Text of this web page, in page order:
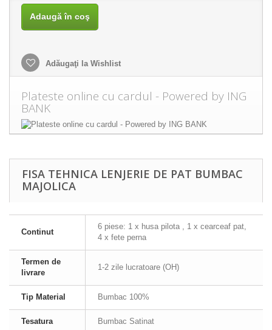
Adaugă în coş
Adăugaţi la Wishlist
Plateste online cu cardul - Powered by ING
BANK
FISA TEHNICA LENJERIE DE PAT BUMBAC
MAJOLICA
Continut
6 piese: 1 x husa pilota , 1 x cearceaf pat,
4 x fete perna
Termen de
livrare
1-2 zile lucratoare (OH)
Tip Material Bumbac 100%
Tesatura Bumbac Satinat